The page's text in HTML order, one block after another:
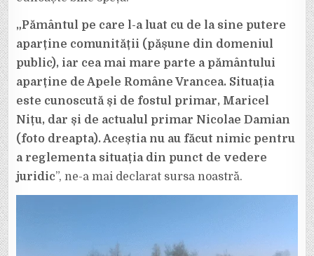
„Pământul pe care l-a luat cu de la sine putere
aparține comunității (pășune din domeniul
public), iar cea mai mare parte a pământului
aparține de Apele Române Vrancea. Situația
este cunoscută și de fostul primar, Maricel
Nițu, dar și de actualul primar Nicolae Damian
(foto dreapta). Aceștia nu au făcut nimic pentru
a reglementa situația din punct de vedere
juridic”, ne-a mai declarat sursa noastră.